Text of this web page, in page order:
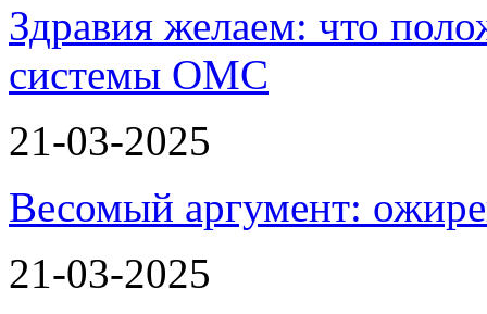
Здравия желаем: что
системы ОМС
21-03-2025
Весомый аргумент:
21-03-2025